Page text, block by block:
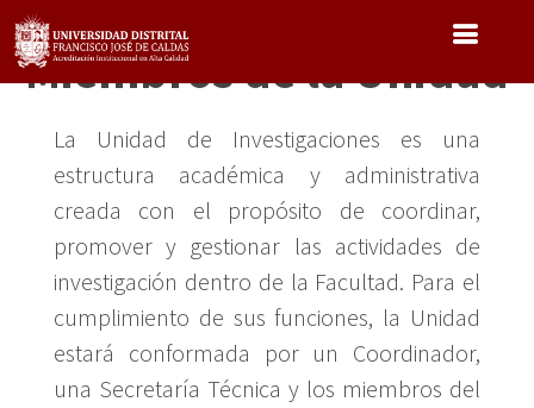
Pasar
al
contenido
principal
Miembros de la Unidad
La Unidad de Investigaciones es una
estructura académica y administrativa
creada con el propósito de coordinar,
promover y gestionar las actividades de
investigación dentro de la Facultad. Para el
cumplimiento de sus funciones, la Unidad
estará conformada por un Coordinador,
una Secretaría Técnica y los miembros del